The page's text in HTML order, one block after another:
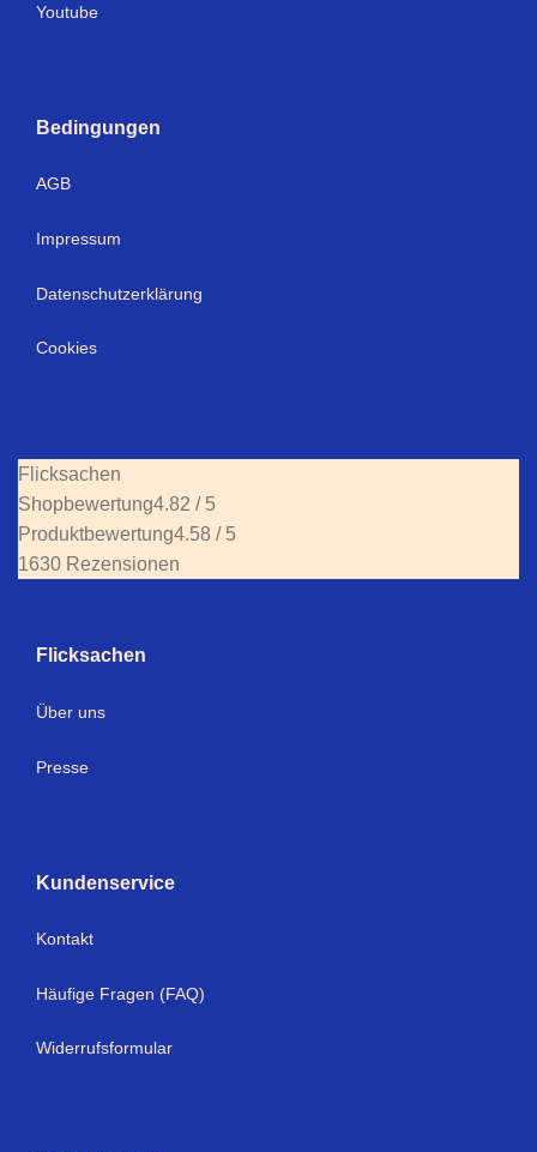
Youtube
Bedingungen
AGB
Impressum
Datenschutzerklärung
Cookies
Flicksachen
Shopbewertung4.82 / 5
Produktbewertung4.58 / 5
1630 Rezensionen
Flicksachen
Über uns
Presse
Kundenservice
Kontakt
Häufige Fragen (FAQ)
Widerrufsformular